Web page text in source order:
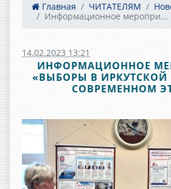
Главная ЧИТАТЕЛЯМ
Информационное меропри...
14.02.2023 13:21
ИНФОРМАЦИОННОЕ
«ВЫБОРЫ В ИРКУТСКОЙ
СОВРЕМЕННОМ